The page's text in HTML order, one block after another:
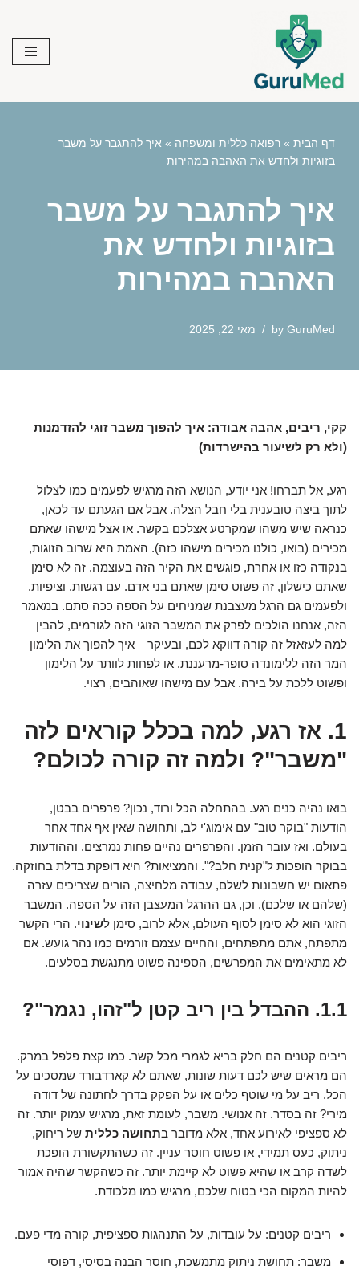
content
דף הבית » רפואה כללית ומשפחה » איך להתגבר על משבר
בזוגיות ולחדש את האהבה במהירות
איך להתגבר על משבר
בזוגיות ולחדש את
האהבה במהירות
by GuruMed מאי 22, 2025
קקי, ריבים, אהבה אבודה: איך להפוך משבר זוגי להזדמנות
(ולא רק לשיעור בהישרדות)
רגע, אל תברחו! אני יודע, הנושא הזה מרגיש לפעמים כמו לצלול
לתוך ביצה טובענית בלי חבל הצלה. אבל אם הגעתם עד לכאן,
כנראה שיש משהו שמקרטע אצלכם בקשר. או אצל מישהו שאתם
מכירים (בואו, כולנו מכירים מישהו כזה). האמת היא שרוב הזוגות,
בנקודה כזו או אחרת, פוגשים את הקיר הזה בעוצמה. זה לא סימן
שאתם כישלון, זה פשוט סימן שאתם בני אדם. עם רגשות. וציפיות.
ולפעמים גם הרגל מעצבנת שמניחים על הספה ככה סתם. במאמר
הזה, אנחנו הולכים לפרק את המשבר הזוגי הזה לגורמים, להבין
למה לעזאזל זה קורה דווקא לכם, ובעיקר – איך להפוך את הלימון
המר הזה ללימונדה סופר-מרעננת. או לפחות לוותר על הלימון
ופשוט ללכת על בירה. אבל עם מישהו שאוהבים, רצוי.
1. אז רגע, למה בכלל קוראים לזה
"משבר"? ולמה זה קורה לכולם?
בואו נהיה כנים רגע. בהתחלה הכל ורוד, נכון? פרפרים בבטן,
הודעות "בוקר טוב" עם אימוג'י לב, ותחושה שאין אף אחד אחר
בעולם. ואז עובר הזמן. והפרפרים נהיים פחות נמרצים. וההודעות
בבוקר הופכות ל"קנית חלב?". והמציאות? היא דופקת בדלת בחוזקה.
פתאום יש חשבונות לשלם, עבודה מלחיצה, הורים שצריכים עזרה
(שלהם או שלכם), וכן, גם ההרגל המעצבן הזה על הספה. המשבר
הזוגי הוא לא סימן לסוף העולם, אלא לרוב, סימן לשינוי. הרי הקשר
מתפתח, אתם מתפתחים, והחיים עצמם זורמים כמו נהר גועש. אם
לא מתאימים את המפרשים, הספינה פשוט מתנגשת בסלעים.
1.1. ההבדל בין ריב קטן ל"זהו, נגמר"?
ריבים קטנים הם חלק בריא לגמרי מכל קשר. כמו קצת פלפל במרק.
הם מראים שיש לכם דעות שונות, שאתם לא קארדבורד שמסכים על
הכל. ריב על מי שוטף כלים או על הפקק בדרך לחתונה של דודה
מירי? זה בסדר. זה אנושי. משבר, לעומת זאת, מרגיש עמוק יותר. זה
לא ספציפי לאירוע אחד, אלא מדובר בתחושה כללית של ריחוק,
ניתוק, כעס תמידי, או פשוט חוסר עניין. זה כשהתקשורת הופכת
לשדה קרב או שהיא פשוט לא קיימת יותר. זה כשהקשר שהיה אמור
להיות המקום הכי בטוח שלכם, מרגיש כמו מלכודת.
ריבים קטנים: על עובדות, על התנהגות ספציפית, קורה מדי פעם.
משבר: תחושת ניתוק מתמשכת, חוסר הבנה בסיסי, דפוסי